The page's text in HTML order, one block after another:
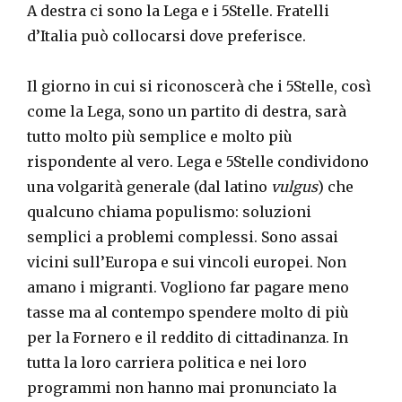
A destra ci sono la Lega e i 5Stelle. Fratelli
d’Italia può collocarsi dove preferisce.
Il giorno in cui si riconoscerà che i 5Stelle, così
come la Lega, sono un partito di destra, sarà
tutto molto più semplice e molto più
rispondente al vero. Lega e 5Stelle condividono
una volgarità generale (dal latino vulgus) che
qualcuno chiama populismo: soluzioni
semplici a problemi complessi. Sono assai
vicini sull’Europa e sui vincoli europei. Non
amano i migranti. Vogliono far pagare meno
tasse ma al contempo spendere molto di più
per la Fornero e il reddito di cittadinanza. In
tutta la loro carriera politica e nei loro
programmi non hanno mai pronunciato la